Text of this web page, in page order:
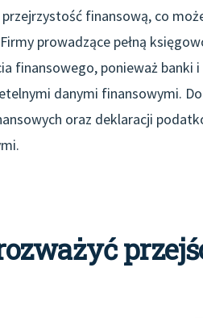
finansową, co
prowadzące pełną
finansowego, ponieważ banki
danymi finansowymi.
oraz deklaracji